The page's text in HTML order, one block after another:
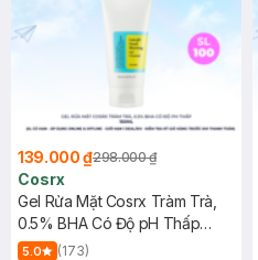
139.000 ₫298.000 ₫
Cosrx
Gel Rửa Mặt Cosrx Tràm Trà,
0.5% BHA Có Độ pH Thấp
150ml
5.0
(173)